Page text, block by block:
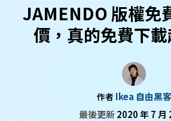
JAMENDO 版權免
價，真的免費下載
作者 Ikea 自由黑客
最後更新 2020 年 7 月